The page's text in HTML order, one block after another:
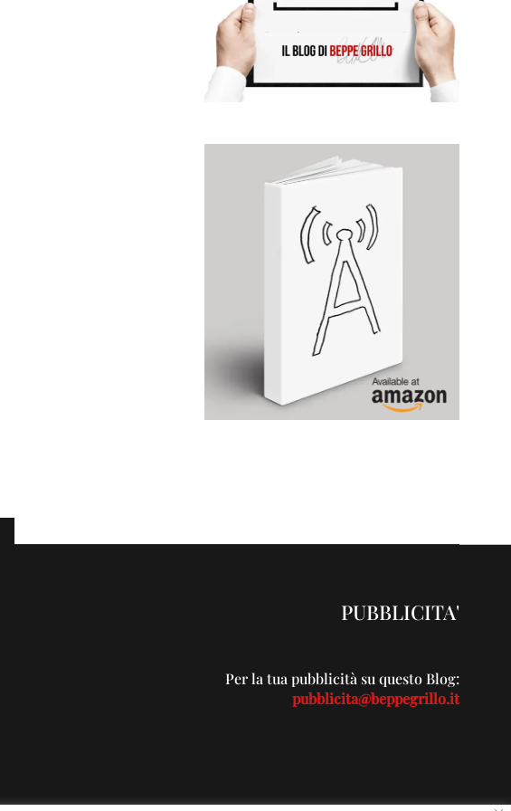
PUBBLICITA'
Per la tua pubblicità su questo Blog:
pubblicita@beppegrillo.it